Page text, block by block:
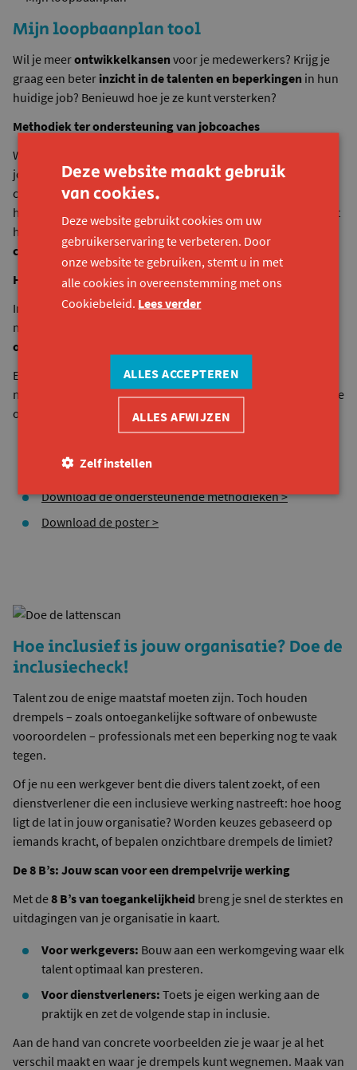
Mijn loopbaanplan tool
Wil je meerontwikkelkansenvoor je medewerkers? Krijg je
graag een beter inzicht in de talenten en beperkingen in hun
huidige job? Benieuwd hoe je ze kunt versterken?
Methodiek ter ondersteuning van jobcoaches
We ontwikkelden een zeer
jobcoaches te ondersteunen bij het bespreken van de
competenties en talenten van hun cliënteel. Maar ook voor
het evalueren van het functioneren van je medewerkers is het
handig. En het doet jou en hem/haar uitkijken naar
competenties en talenten.
Hoe werkt de methodiek?
In het werkboek is veel ruimte voor
medewerker formuleert op een creatieve wijze de
ontwikkelpunten
Een bijhorende poster helpt om met eenonderbouwd plan
naar de leidinggevende of HR-verantwoordelijke te gaan en de
ontwikkelpunten
bespreekbaar te maken
Download de handleiding (voor de jobcoach) >
Download de ondersteunende methodieken >
Download de poster >
Hoe inclusief is jouw organisatie? Doe de
inclusiecheck!
Talent zou de enige maatstaf moeten zijn. Toch houden
drempels – zoals ontoegankelijke software of onbewuste
vooroordelen – professionals met een beperking nog te vaak
tegen.
Of je nu een werkgever bent die divers talent zoekt, of een
dienstverlener die een inclusieve werking nastreeft: hoe hoog
ligt de lat in jouw organisatie? Worden keuzes gebaseerd op
iemands kracht, of bepalen onzichtbare drempels de limiet?
De 8 B’s: Jouw scan voor een drempelvrije werking
Met de8 B’s van toegankelijkheid breng je snel de sterktes en
uitdagingen van je organisatie in kaart.
Voor werkgevers: Bouw aan een werkomgeving waar elk
talent optimaal kan presteren.
Voor dienstverleners: Toets je eigen werking aan de
praktijk en zet de volgende stap in inclusie.
Aan de hand van concrete voorbeelden zie je waar je al het
verschil maakt en waar je drempels kunt wegnemen. Maak van
Deze website maakt gebruik
van cookies.
Deze website gebruikt cookies om uw
gebruikerservaring te verbeteren. Door
onze website te gebruiken, stemt u in met
alle cookies in overeenstemming met ons
Cookiebeleid. Lees verder
ALLES ACCEPTEREN
ALLES AFWIJZEN
Zelf instellen